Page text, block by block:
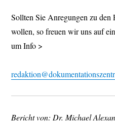
Sollten Sie Anregungen zu den
wollen, so freuen wir uns auf
um Info >
Bericht von: Dr. Michael